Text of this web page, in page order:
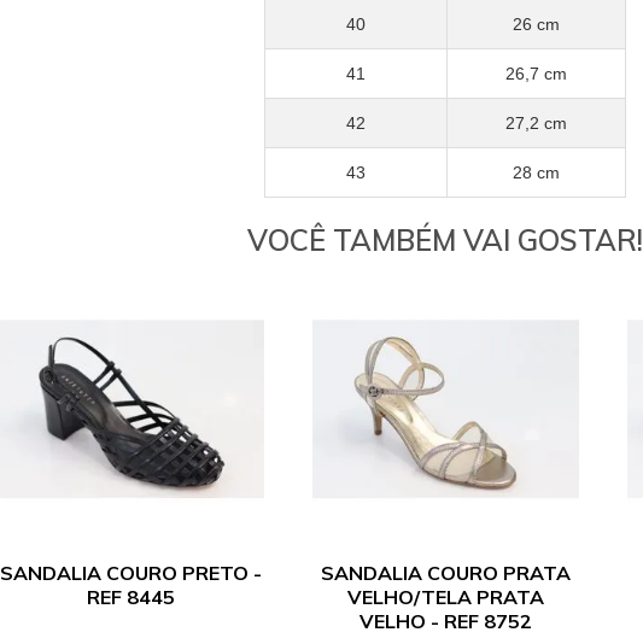
40 26 cm
41 26,7 cm
42 27,2 cm
43 28 cm
VOCÊ TAMBÉM VAI GOSTAR!
SANDALIA COURO PRETO -
REF 8445
SANDALIA COURO PRATA
VELHO/TELA PRATA
VELHO - REF 8752